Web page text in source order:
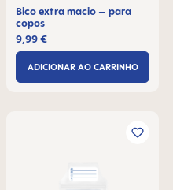
Bico extra macio – para
copos
9,99 €
ADICIONAR AO CARRINHO